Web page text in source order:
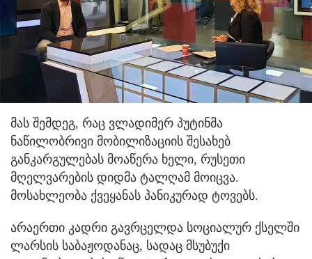
მას შემდეგ, რაც ვლადიმერ პუტინმა
ნაწილობრივი მობილიზაციის შესახებ
განკარგულებას მოაწერა ხელი, რუსეთი
მღელვარების დიდმა ტალღამ მოიცვა.
მოსახლეობა ქვეყანას პანიკურად ტოვებს.
არაერთი კადრი გავრცელდა სოციალურ ქსელში
ლარსის საბაჟოდანაც, სადაც მსუბუქი